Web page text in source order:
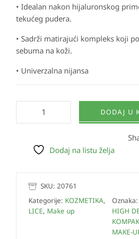
• Idealan nakon hijaluronskog
tekućeg pudera.
• Sadrži matirajući kompleks koji
sebuma na koži.
• Univerzalna nijansa
DODAJ U
Dodaj na listu želja
SKU: 20761
Kategorije: KOZMETIKA,
LICE, Make up
Oznaka:
HIGH
MAKE-